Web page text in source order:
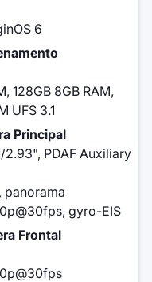
6
128GB 8GB RAM,
UFS 3.1
Principal
2.93", PDAF Auxiliary
panorama
gyro-EIS
Frontal